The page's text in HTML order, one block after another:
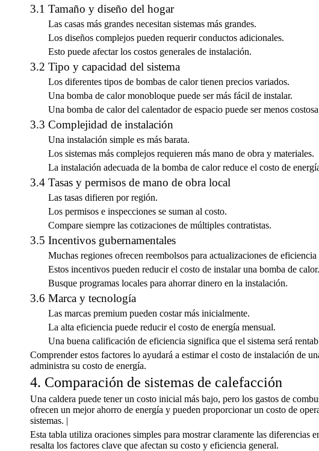
3.1 Tamaño y diseño del hogar
Las casas más grandes necesitan sistemas más grandes.
Los diseños complejos pueden requerir conductos adicionales.
Esto puede afectar los costos generales de instalación.
3.2 Tipo y capacidad del sistema
Los diferentes tipos de bombas de calor tienen precios variados.
Una bomba de calor monobloque puede ser más fácil de instalar.
Una bomba de calor del calentador de espacio puede ser menos
3.3 Complejidad de instalación
Una instalación simple es más barata.
Los sistemas más complejos requieren más mano de obra y materiales.
La instalación adecuada de la bomba de calor reduce el costo de
3.4 Tasas y permisos de mano de obra local
Las tasas difieren por región.
Los permisos e inspecciones se suman al costo.
Compare siempre las cotizaciones de múltiples contratistas.
3.5 Incentivos gubernamentales
Muchas regiones ofrecen reembolsos para actualizaciones de eficiencia
Estos incentivos pueden reducir el costo de instalar una bomba de calor.
Busque programas locales para ahorrar dinero en la instalación.
3.6 Marca y tecnología
Las marcas premium pueden costar más inicialmente.
La alta eficiencia puede reducir el costo de energía mensual.
Una buena calificación de eficiencia significa que el sistema será
Comprender estos factores lo ayudará a estimar el costo de instalación de
administra su costo de energía.
4. Comparación de sistemas de calefacción
Una caldera puede tener un costo inicial más bajo, pero los gastos de
ofrecen un mejor ahorro de energía y pueden proporcionar un costo de
sistemas. |
Esta tabla utiliza oraciones simples para mostrar claramente las diferencias
resalta los factores clave que afectan su costo y eficiencia general.